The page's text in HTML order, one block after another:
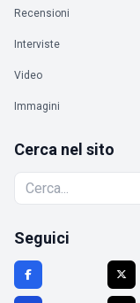
Recensioni
Interviste
Video
Immagini
Cerca nel sito
Seguici